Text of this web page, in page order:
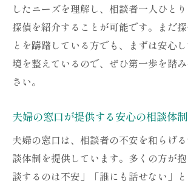
夫婦の窓口が提供する信頼の
パートナー疑惑への具体的な
相談プロセスの透明性と信頼
専門家が選ぶ探偵社の基準
信頼関係を築くための取り組み
パートナーの不信感に対処するた
法夫婦の窓口のサポート
パートナーとの信頼を再構築
したニーズを理解し、相談者一人ひと
探偵を紹介することが可能です。まだ
とを躊躇している方でも、まずは安心
境を整えているので、ぜひ第一歩を踏
さい。
夫婦の窓口が提供する安心の相談体制
夫婦の窓口は、相談者の不安を和らげ
談体制を提供しています。多くの方が
談するのは不安」「誰にも話せない」